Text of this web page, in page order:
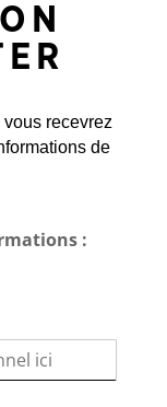
vous recevrez
de
: